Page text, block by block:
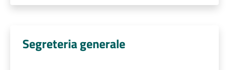
Segreteria generale